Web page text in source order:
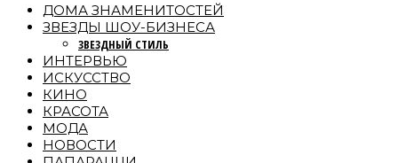
ДОМА ЗНАМЕНИТОСТЕЙ
ЗВЕЗДЫ ШОУ-БИЗНЕСА
ЗВЕЗДНЫЙ СТИЛЬ
ИНТЕРВЬЮ
ИСКУССТВО
КИНО
КРАСОТА
МОДА
НОВОСТИ